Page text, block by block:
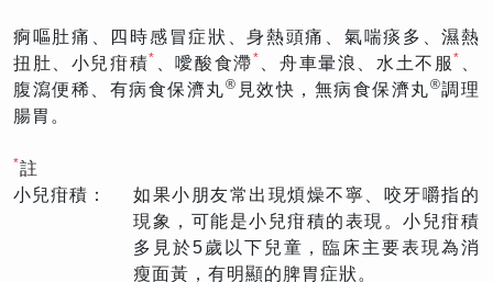
痾嘔肚痛、四時感冒症狀、身熱頭痛、氣喘痰多、濕熱
扭肚、小兒疳積* 、噯酸食滯* 、舟車暈浪、水土不服 *
腹瀉便稀、有病食保濟丸® 見效快，無病食保濟丸®調理
腸胃。
*註
小兒疳積：
如果小朋友常出現煩燥不寧、咬牙嚼指的
現象，可能是小兒疳積的表現。小兒疳積
多見於5歲以下兒童，臨床主要表現為消
瘦面黃，有明顯的脾胃症狀。